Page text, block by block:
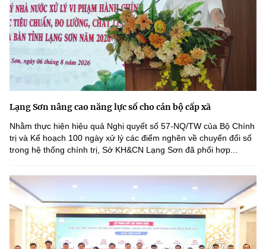
Lạng Sơn nâng cao năng lực số cho cán bộ cấp xã
Nhằm thực hiện hiệu quả Nghị quyết số 57-NQ/TW của Bộ Chính
trị và Kế hoạch 100 ngày xử lý các điểm nghẽn về chuyển đổi số
trong hệ thống chính trị, Sở KH&CN Lạng Sơn đã phối hợp...